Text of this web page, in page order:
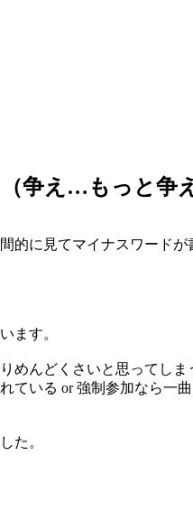
争え…もっと争
的に見てマイナスワードが
ます。
めんどくさいと思ってしま
ている or 強制参加なら一
た。